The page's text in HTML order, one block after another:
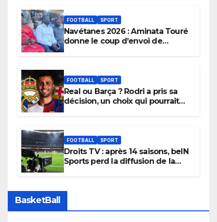
FOOTBALL SPORT
Navétanes 2026 : Aminata Touré
donne le coup d’envoi de
apaisées.
FOOTBALL SPORT
Real ou Barça ? Rodri a pris sa
décision, un choix qui pourrait
FOOTBALL SPORT
Droits TV : après 14 saisons, beIN
Sports perd la diffusion de la
BasketBall